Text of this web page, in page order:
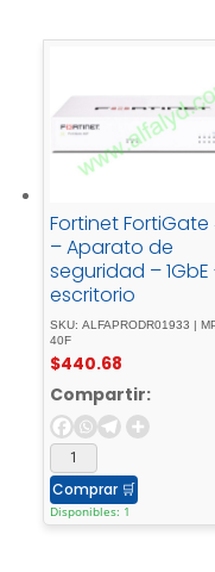
Fortinet FortiGate
– Aparato de
seguridad – 1GbE
escritorio
SKU: ALFAPRODR01933 |
40F
$440.68
Compartir:
Comprar 🛒
Disponibles: 1